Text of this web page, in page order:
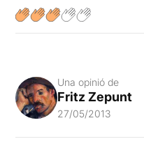
Una opinió de
Fritz Zepunt
27/05/2013